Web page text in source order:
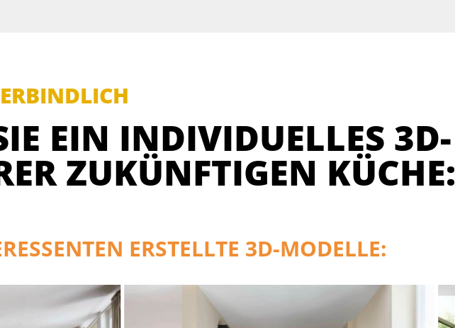
EIN INDIVIDUELLES 3D-
ZUKÜNFTIGEN KÜCHE:
ERSTELLTE 3D-MODELLE: